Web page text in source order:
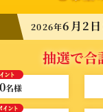
2026年6月2
抽選で合
名様